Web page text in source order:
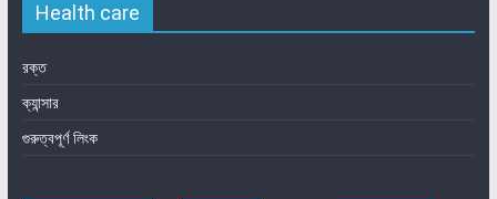
Health care
রক্ত
ক্যান্সার
গুরুত্বপূর্ণ লিংক